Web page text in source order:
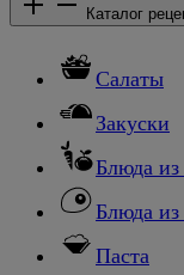
Каталог
Салаты
Закуски
Блюда
Блюда из
Паста